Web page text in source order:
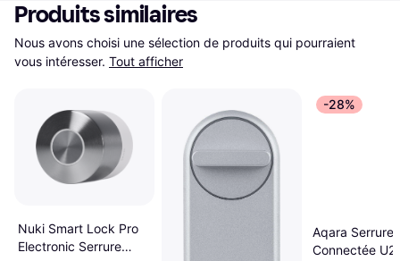
Produits similaires
Nous avons choisi une sélection de produits qui pourraient
vous intéresser. Tout afficher
Nuki Smart Lock Pro
Electronic Serrure
-28%
Aqara Serrure
Connectée